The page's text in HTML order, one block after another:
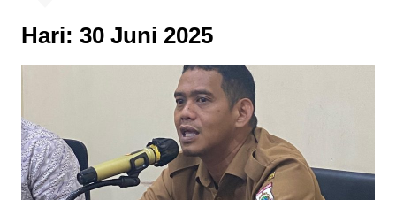
Hari: 30 Juni 2025